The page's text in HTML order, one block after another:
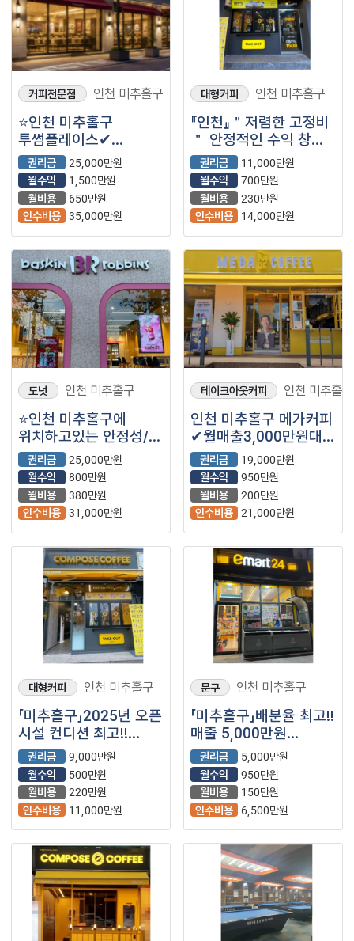
커피전문점 인천 미추홀구
⭐인천 미추홀구
투썸플레이스✔
월매출6,000만원대 ✔
월수익1,500만원대
권리금
25,000만원
월수익
1,500만원
월비용
650만원
인수비용 35,000만원
대형커피 인천 미추홀구
『인천』＂저렴한 고정비
＂ 안정적인 수익 창출
【컴포즈커피】
권리금
11,000만원
월수익
700만원
월비용
230만원
인수비용
14,000만원
도넛 인천 미추홀구
⭐인천 미추홀구에
위치하고있는 안정성/
브랜파워 모두 갖춘
고매출
배스킨라빈스입니다⭐
권리금
25,000만원
월수익
800만원
월비용
380만원
인수비용 31,000만원
테이크아웃커피 인천 미추홀구
인천 미추홀구 메가커피
✔월매출3,000만원대
✔월수익900만원대
권리금
19,000만원
월수익
950만원
월비용
200만원
인수비용 21,000만원
대형커피 인천 미추홀구
「미추홀구」2025년 오픈
시설 컨디션 최고!!
【컴포즈커피】
권리금
9,000만원
월수익
500만원
월비용
220만원
인수비용
11,000만원
문구 인천 미추홀구
「미추홀구」배분율 최고!!
매출 5,000만원
【이마트24】
권리금
5,000만원
월수익
950만원
월비용
150만원
인수비용
6,500만원